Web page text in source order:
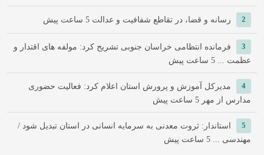
2 رسانه و قضا، در تقاطع شفافیت و عدالت 5 ساعت پیش
3
فرمانده انتظامی خراسان جنوبی تشریح کرد: مولفه های اقتدار و
عظمت ... 5 ساعت پیش
4
مدیرکل آموزش و پرورش استان اعلام کرد: فعالیت حضوری
مدارس از مهر 5 ساعت پیش
5
استاندار: ثروت معدنی به سرمایه انسانی در استان تبدیل شود /
مهندسی ... 5 ساعت پیش